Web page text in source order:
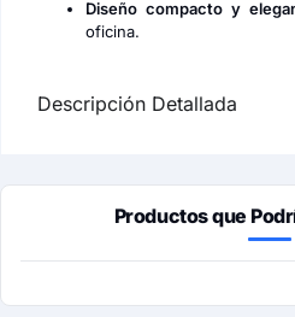
Diseño compacto y
oficina.
Descripción Detallada
Productos que